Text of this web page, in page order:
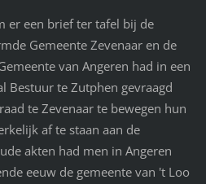
er een brief ter tafel bij de
Gemeente Zevenaar en de
van Angeren had in een
Bestuur te Zutphen gevraagd
te Zevenaar te bewegen hun
af te staan aan de
akten had men in Angeren
eeuw de gemeente van 't Loo